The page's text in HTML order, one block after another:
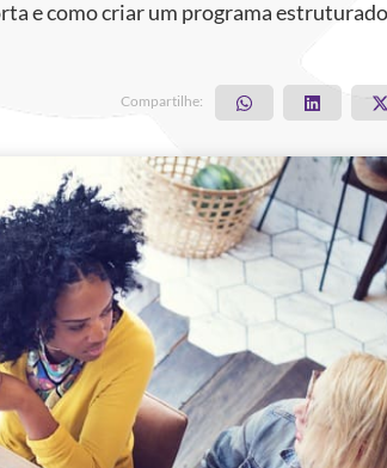
e como criar um programa
Compartilhe: